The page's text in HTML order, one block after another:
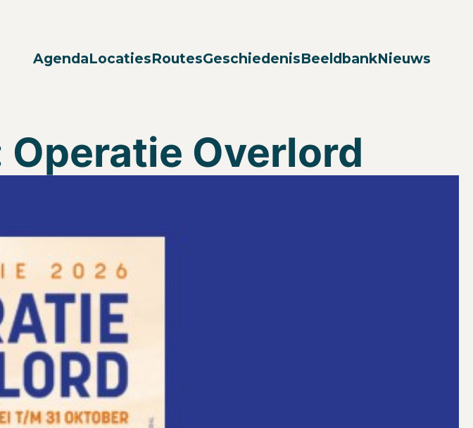
AgendaLocatiesRoutesGeschiedenisBeeldbankNieuws
Operatie Overlord